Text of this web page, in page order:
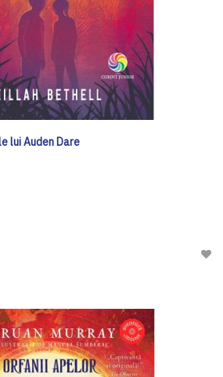
lui Auden Dare